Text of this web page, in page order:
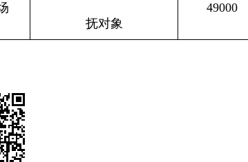
抚对象
49000